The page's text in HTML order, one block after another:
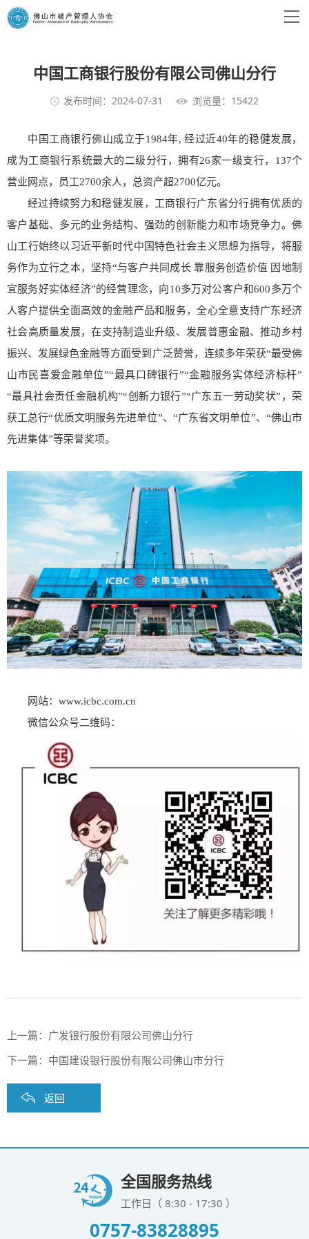
中国工商银行股份有限公司佛山分行
发布时间：2024-07-31 浏览量：15422
中国工商银行佛山成立于1984年, 经过近40年的稳健发展，
成为工商银行系统最大的二级分行，拥有26家一级支行，137个
营业网点，员工2700余人，总资产超2700亿元。
经过持续努力和稳健发展，工商银行广东省分行拥有优质的
客户基础、多元的业务结构、强劲的创新能力和市场竞争力。佛
山工行始终以习近平新时代中国特色社会主义思想为指导，将服
务作为立行之本，坚持“与客户共同成长 靠服务创造价值 因地制
宜服务好实体经济”的经营理念，向10多万对公客户和600多万个
人客户提供全面高效的金融产品和服务，全心全意支持广东经济
社会高质量发展，在支持制造业升级、发展普惠金融、推动乡村
振兴、发展绿色金融等方面受到广泛赞誉，连续多年荣获“最受佛
山市民喜爱金融单位”“最具口碑银行”“金融服务实体经济标杆”
“最具社会责任金融机构”“创新力银行”“广东五一劳动奖状”，荣
获工总行“优质文明服务先进单位”、“广东省文明单位”、“佛山市
先进集体”等荣誉奖项。
网站：www.icbc.com.cn
微信公众号二维码：
上一篇： 广发银行股份有限公司佛山分行
下一篇： 中国建设银行股份有限公司佛山市分行
返回
全国服务热线
工作日（ 8:30 - 17:30 ）
0757-83828895